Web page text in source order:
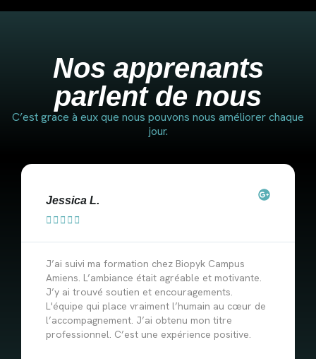
Nos apprenants
parlent de nous
C’est grace à eux que nous pouvons nous améliorer chaque
jour.
Jessica L.
    
J’ai suivi ma formation chez Biopyk Campus
Amiens. L’ambiance était agréable et motivante.
J’y ai trouvé soutien et encouragements.
L'équipe qui place vraiment l’humain au cœur de
l’accompagnement. J’ai obtenu mon titre
professionnel. C’est une expérience positive.